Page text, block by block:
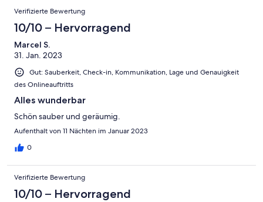
Verifizierte Bewertung
10/10 – Hervorragend
Marcel S.
31. Jan. 2023
Gut: Sauberkeit, Check-in, Kommunikation, Lage und Genauigkeit
des Onlineauftritts
Alles wunderbar
Schön sauber und geräumig.
Aufenthalt von 11 Nächten im Januar 2023
0
Verifizierte Bewertung
10/10 – Hervorragend